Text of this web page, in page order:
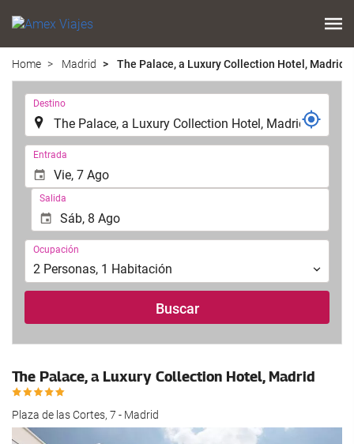
Home Madrid The Palace, a Luxury Collection Hotel, Madrid
Destino
Entrada
Salida
Ocupación
Ocupación
2 Personas, 1 Habitación
Buscar
The Palace, a Luxury Collection Hotel, Madrid
Plaza de las Cortes, 7 - Madrid